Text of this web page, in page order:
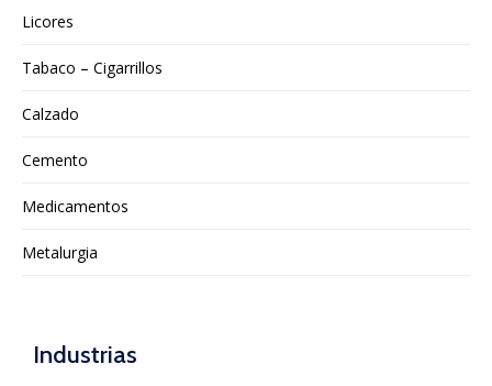
Licores
Tabaco – Cigarrillos
Calzado
Cemento
Medicamentos
Metalurgia
Industrias